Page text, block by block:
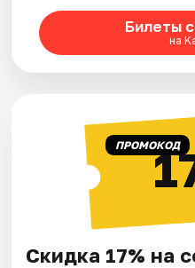
Билеты
на
ПРОМОКОД
Скидка 17% на